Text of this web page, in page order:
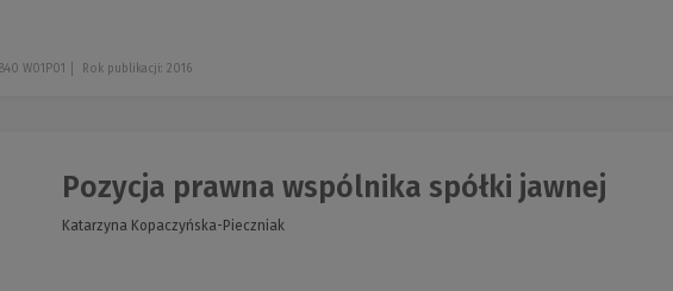
W01P01 Rok publikacji: 2016
Pozycja prawna wspólnika spółki jawnej
Katarzyna Kopaczyńska-Pieczniak